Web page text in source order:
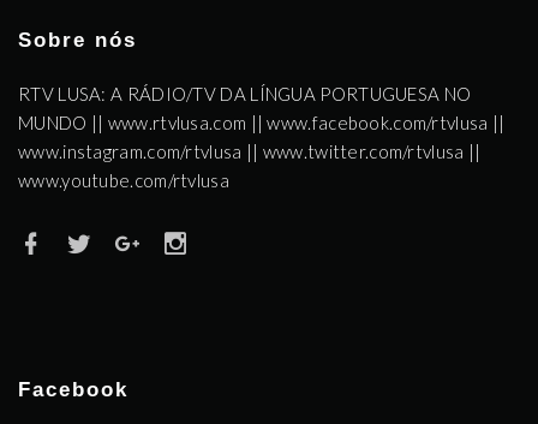
Sobre nós
RTV LUSA: A RÁDIO/TV DA LÍNGUA PORTUGUESA NO
MUNDO || www.rtvlusa.com || www.facebook.com/rtvlusa ||
www.instagram.com/rtvlusa || www.twitter.com/rtvlusa ||
www.youtube.com/rtvlusa
Facebook